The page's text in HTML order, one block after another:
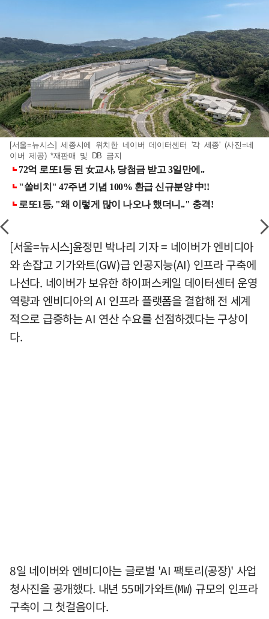
[서울=뉴시스] 세종시에 위치한 네이버 데이터센터 '각 세종' (사진=네
이버 제공) *재판매 및 DB 금지
[서울=뉴시스]윤정민 박나리 기자 = 네이버가 엔비디아
와 손잡고 기가와트(GW)급 인공지능(AI) 인프라 구축에
나선다. 네이버가 보유한 하이퍼스케일 데이터센터 운영
역량과 엔비디아의 AI 인프라 플랫폼을 결합해 전 세계
적으로 급증하는 AI 연산 수요를 선점하겠다는 구상이
다.
8일 네이버와 엔비디아는 글로벌 'AI 팩토리(공장)' 사업
청사진을 공개했다. 내년 55메가와트(㎿) 규모의 인프라
구축이 그 첫걸음이다.